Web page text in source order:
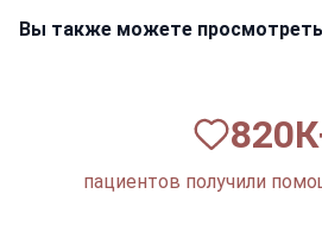
Вы также можете
820
пациентов получили